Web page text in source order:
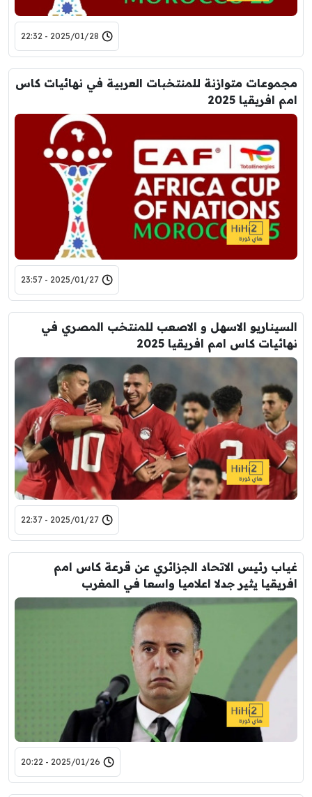
2025/01/28 - 22:32
مجموعات متوازنة للمنتخبات العربية في نهائيات كاس
امم افريقيا 2025
2025/01/27 - 23:57
السيناريو الاسهل و الاصعب للمنتخب المصري في
نهائيات كاس امم افريقيا 2025
2025/01/27 - 22:37
غياب رئيس الاتحاد الجزائري عن قرعة كاس امم
افريقيا يثير جدلا اعلاميا واسعا في المغرب
2025/01/26 - 20:22